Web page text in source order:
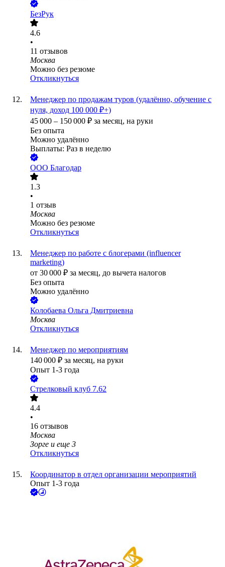
БезРук
4.6
•
11 отзывов
Москва
Можно без резюме
Откликнуться
Менеджер по продажам туров (удалённо, обучение с
нуля, доход 100 000 ₽+)
45 000 – 150 000 ₽ за месяц, на руки
Без опыта
Можно удалённо
Выплаты: Раз в неделю
ООО Благодар
1.3
•
1 отзыв
Москва
Можно без резюме
Откликнуться
Менеджер по работе с блогерами (influencer
marketing)
от 30 000 ₽ за месяц, до вычета налогов
Без опыта
Можно удалённо
Колобаева Ольга Дмитриевна
Москва
Откликнуться
Менеджер по мероприятиям
140 000 ₽ за месяц, на руки
Опыт 1-3 года
Стрелковый клуб 7.62
4.4
•
16 отзывов
Москва
Зорге и еще 3
Откликнуться
Координатор в отдел организации мероприятий
Опыт 1-3 года